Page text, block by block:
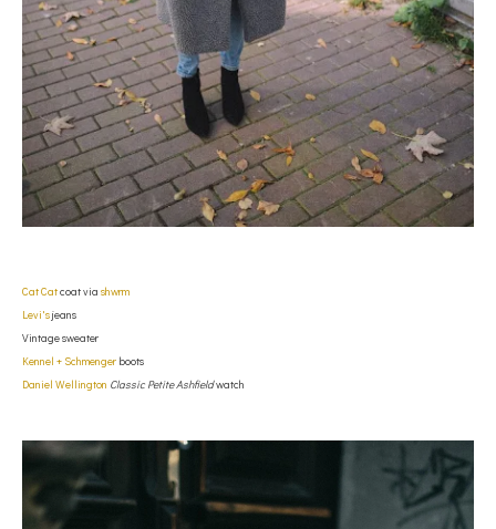
Cat Catcoat via shwrm
Levi'sjeans
Vintage sweater
Kennel + Schmenger boots
Daniel Wellington Classic Petite Ashfieldwatch